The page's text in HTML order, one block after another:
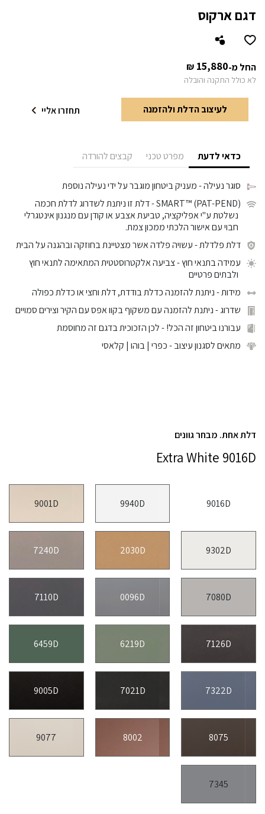
דגם ארקוס
החל מ- ₪ 15,880
לא כולל התקנה והובלה
לעיצוב הדלת ולהזמנה תחזרו אליי
כדאי לדעת מפרט טכני קבצים להורדה
סוגר נעילה- מעניק ביטחון מוגבר על ידי נעילה נוספת
SMART™ (PAT-PEND)- דלת זו ניתנת לשדרוג לדלת חכמה
נשלטת ע"י אפליקציה, טביעת אצבע או קודן עם מנגנון אינטגרלי
חבוי עם אישור הלכתי ממכון צמת.
דלת פלדלת- עשויה פלדה אשר מצטיינת בחוזקה ובהגנה על הבית
עמידה בתנאי חוץ- צביעה אלקטרוסטטית המתאימה לתנאי חוץ
ולבתים פרטיים
מידות- ניתנת להזמנה כדלת בודדת, דלת וחצי או כדלת כפולה
שדרוג- ניתנת להזמנה עם משקוף בקוו אפס עם הקיר וצירים סמויים
עבורנו ביטחון זה הכל!- לכן הזכוכית בדגם זה מחוסמת
מתאים לסגנון עיצוב- כפרי | בוהו | קלאסי
9016D
9940D
9001D
9302D
2030D
7240D
7080D
0096D
7110D
7126D
6219D
6459D
7322D
7021D
9005D
8075
8002
9077
7345
דלת אחת. מבחר גוונים
Extra White 9016D